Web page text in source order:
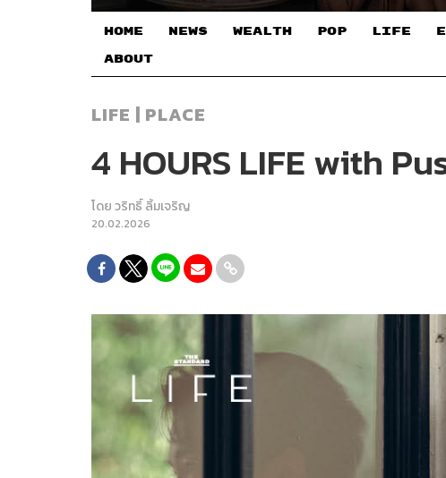
HOME NEWS WEALTH POP LIFE
ABOUT
LIFE | PLACE
4 HOURS LIFE with
โดยวริทธิ์ ลิ้มเจริญ
20.02.2026